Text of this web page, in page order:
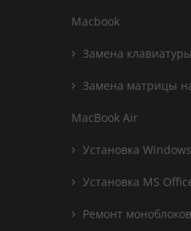
Macbook
Замена
Замена матрицы
MacBook Air
Установка
Установка MS
Ремонт моноблоков